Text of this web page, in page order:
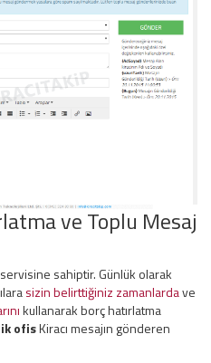
ve Toplu Mesaj
sahiptir. Günlük olarak
sizin belirttiğiniz zamanlardave
kullanarak borç hatırlatma
ofisKiracı mesajın gönderen